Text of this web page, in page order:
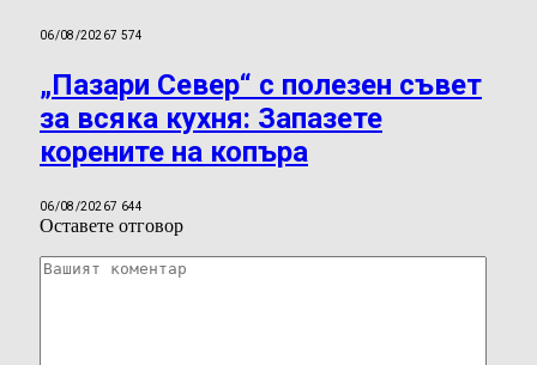
06/08/20267 574
„Пазари Север“ с полезен съвет
за всяка кухня: Запазете
корените на копъра
06/08/20267 644
Оставете отговор